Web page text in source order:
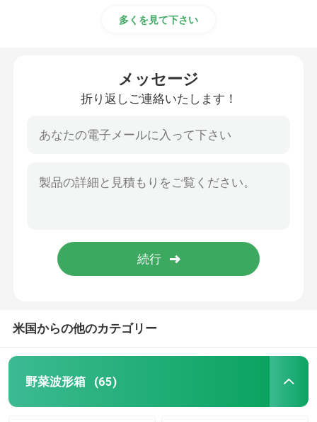
多くを見て下さい
メッセージ
折り返しご連絡いたします！
米国からの他のカテゴリー
野菜波形箱 (65)